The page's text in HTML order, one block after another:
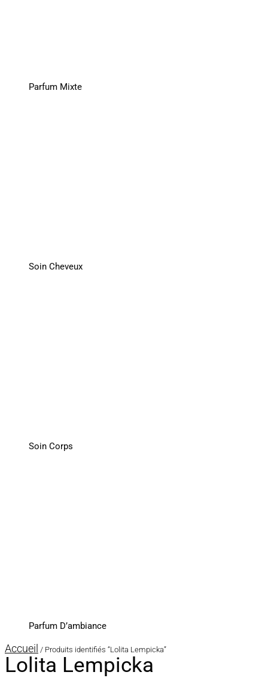
Parfum Mixte
Soin Cheveux
Soin Corps
Parfum D’ambiance
Accueil / Produits identifiés “Lolita Lempicka”
Lolita Lempicka